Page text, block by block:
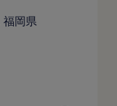
福岡県